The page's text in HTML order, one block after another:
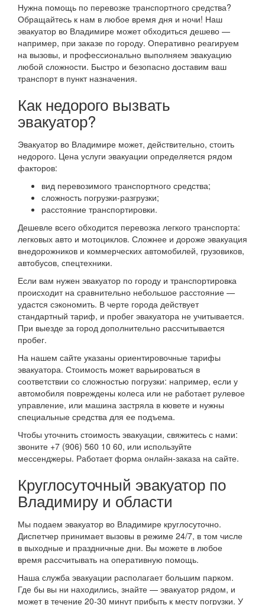
Нужна помощь по перевозке транспортного средства?
Обращайтесь к нам в любое время дня и ночи! Наш
эвакуатор во Владимире может обходиться дешево —
например, при заказе по городу. Оперативно реагируем
на вызовы, и профессионально выполняем эвакуацию
любой сложности. Быстро и безопасно доставим ваш
транспорт в пункт назначения.
Как недорого вызвать
эвакуатор?
Эвакуатор во Владимире может, действительно, стоить
недорого. Цена услуги эвакуации определяется рядом
факторов:
вид перевозимого транспортного средства;
сложность погрузки-разгрузки;
расстояние транспортировки.
Дешевле всего обходится перевозка легкого транспорта:
легковых авто и мотоциклов. Сложнее и дороже эвакуация
внедорожников и коммерческих автомобилей, грузовиков,
автобусов, спецтехники.
Если вам нужен эвакуатор по городу и транспортировка
происходит на сравнительно небольшое расстояние —
удастся сэкономить. В черте города действует
стандартный тариф, и пробег эвакуатора не учитывается.
При выезде за город дополнительно рассчитывается
пробег.
На нашем сайте указаны ориентировочные тарифы
эвакуатора. Стоимость может варьироваться в
соответствии со сложностью погрузки: например, если у
автомобиля повреждены колеса или не работает рулевое
управление, или машина застряла в кювете и нужны
специальные средства для ее подъема.
Чтобы уточнить стоимость эвакуации, свяжитесь с нами:
звоните +7 (906) 560 10 60, или используйте
мессенджеры. Работает форма онлайн-заказа на сайте.
Круглосуточный эвакуатор по
Владимиру и области
Мы подаем эвакуатор во Владимире круглосуточно.
Диспетчер принимает вызовы в режиме 24/7, в том числе
в выходные и праздничные дни. Вы можете в любое
время рассчитывать на оперативную помощь.
Наша служба эвакуации располагает большим парком.
Где бы вы ни находились, знайте — эвакуатор рядом, и
может в течение 20-30 минут прибыть к месту погрузки. У